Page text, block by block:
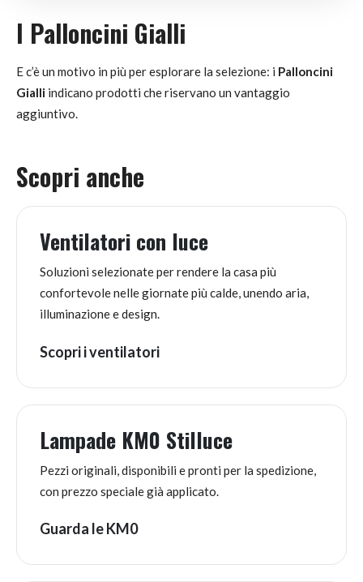
I Palloncini Gialli
E c’è un motivo in più per esplorare la selezione: i Palloncini
Gialli indicano prodotti che riservano un vantaggio
aggiuntivo.
Scopri anche
Ventilatori con luce
Soluzioni selezionate per rendere la casa più
confortevole nelle giornate più calde, unendo aria,
illuminazione e design.
Scopri i ventilatori
Lampade KM0 Stilluce
Pezzi originali, disponibili e pronti per la spedizione,
con prezzo speciale già applicato.
Guarda le KM0